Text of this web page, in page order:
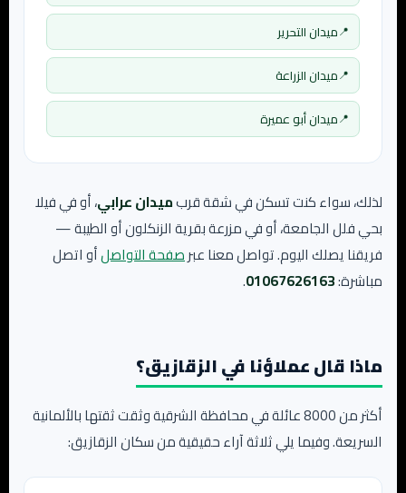
ميدان التحرير
ميدان الزراعة
ميدان أبو عميرة
لذلك، سواء كنت تسكن في شقة قربميدان عرابي، أو في فيلا
بحي فلل الجامعة، أو في مزرعة بقرية الزنكلون أو الطيبة —
فريقنا يصلك اليوم. تواصل معنا عبرصفحة التواصلأو اتصل
مباشرة:01067626163
.
ماذا قال عملاؤنا في الزقازيق؟
أكثر من 8000 عائلة في محافظة الشرقية وثقت ثقتها بالألمانية
السريعة. وفيما يلي ثلاثة آراء حقيقية من سكان الزقازيق: